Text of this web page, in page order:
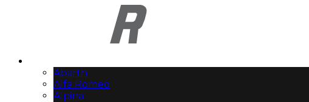
Abarth
Alfa Romeo
Alpina